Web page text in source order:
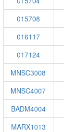
015708
016117
017124
MNSC3008
MNSC4007
BADM4004
MARX1013